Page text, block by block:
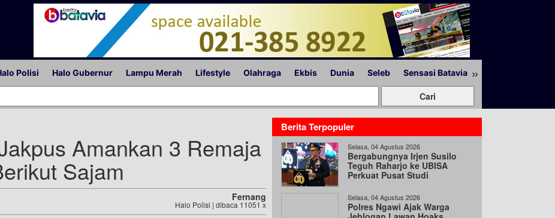
Polisi Halo Gubernur Lampu Merah Lifestyle Olahraga Ekbis Dunia Seleb Sensasi Batavia »
Amankan 3 Remaja
Sajam
Fernang
Halo Polisi | dibaca 11051 x
Berita Terpopuler
Selasa, 04 Agustus 2026
Bergabungnya Irjen Susilo
Teguh Raharjo ke UBISA
Perkuat Pusat Studi
Selasa, 04 Agustus 2026
Polres Ngawi Ajak Warga